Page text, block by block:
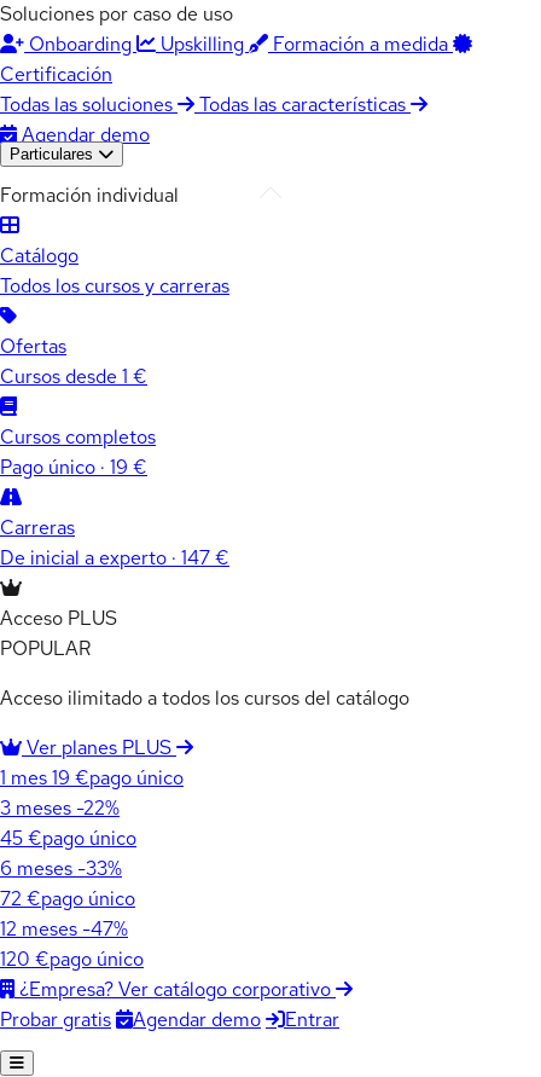
Soluciones por caso de uso
Onboarding
Upskilling
Formación a medida
Certificación
Todas las soluciones
Todas las características
Agendar demo
Particulares
Formación individual
Catálogo
Todos los cursos y carreras
Ofertas
Cursos desde 1 €
Cursos completos
Pago único · 19 €
Carreras
De inicial a experto · 147 €
Acceso PLUS
POPULAR
Acceso ilimitado a todos los cursos del catálogo
Ver planes PLUS
1 mes19 €pago único
3 meses -22%
45 €pago único
6 meses -33%
72 €pago único
12 meses -47%
120 €pago único
¿Empresa? Ver catálogo corporativo
Probar gratis
Agendar demo Entrar